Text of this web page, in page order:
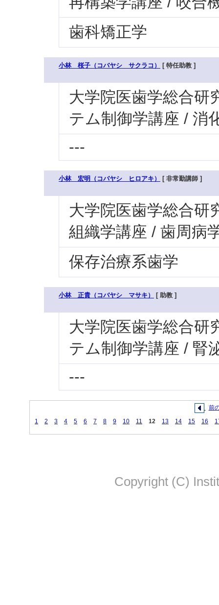
歯科矯正学
小林 桜子（コバヤシ サクラコ） [ 特任助教 ]
大学院医歯学総合研
テム制御学講座 / 消
---
小林 宏明（コバヤシ ヒロアキ） [ 非常勤講師 ]
大学院医歯学総合研
組織学講座 / 歯周病
保存治療系歯学
小林 正貴（コバヤシ マサキ） [ 助教 ]
大学院医歯学総合研
テム制御学講座 / 腎
---
前
1
2 3 4 5 6 7 8 9 10 11 12 13 14 15 16
Copyright (C)